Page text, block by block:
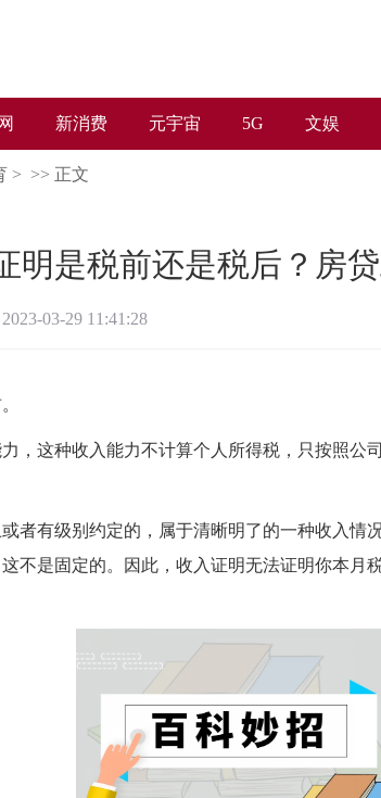
新消费 元宇宙 5G 文娱
> >> 正文
明是税前还是税后？房
03-29 11:41:28
，这种收入能力不计算个人所得税，只按照公
者有级别约定的，属于清晰明了的一种收入情
不是固定的。因此，收入证明无法证明你本月